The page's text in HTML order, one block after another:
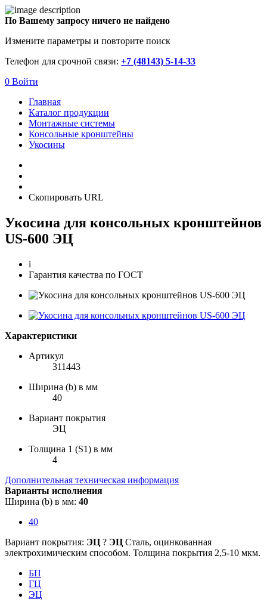
По Вашему запросу ничего не найдено
Измените параметры и повторите поиск
Телефон для срочной связи: +7 (48143) 5-14-33
0 Войти
Главная
Каталог продукции
Монтажные системы
Консольные кронштейны
Укосины
Скопировать URL
Укосина для консольных кронштейнов
US-600 ЭЦ
i
Гарантия качества по ГОСТ
Характеристики
Артикул
311443
Ширина (b) в мм
40
Вариант покрытия
ЭЦ
Толщина 1 (S1) в мм
4
Дополнительная техническая информация
Варианты исполнения
Ширина (b) в мм: 40
40
Вариант покрытия: ЭЦ ? ЭЦ Сталь, оцинкованная
электрохимическим способом. Толщина покрытия 2,5-10 мкм.
БП
ГЦ
ЭЦ